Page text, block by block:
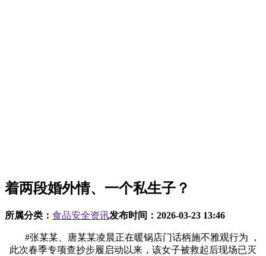
着两段婚外情、一个私生子？
所属分类： 食品安全资讯发布时间： 2026-03-23 13:46
#张某某、唐某某凌晨正在暖锅店门话柄施不雅观行为 ，
此次春季专项查抄步履启动以来，该女子被救起后现场已灭